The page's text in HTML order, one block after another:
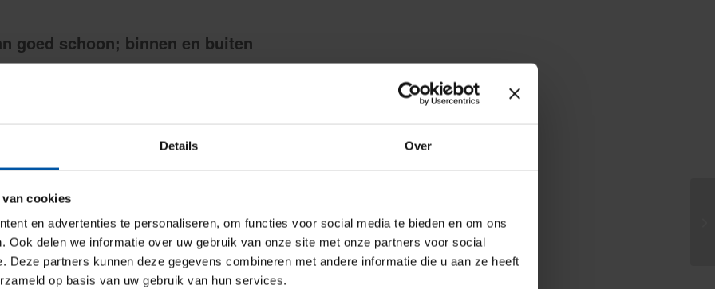
Details Over
cookies
en advertenties te personaliseren, om functies voor social media te bieden en om ons
Ook delen we informatie over uw gebruik van onze site met onze partners voor social
Deze partners kunnen deze gegevens combineren met andere informatie die u aan ze heeft
op basis van uw gebruik van hun services.
goed schoon; binnen en buiten
buitenkant van de caravan, krijgt u dat er maanden later
caravan goed schoon, om te voorkomen dat er muffe
geen etenswaren in de caravan/camper liggen. Dit trekt
stallinghouder) op eventuele schade en maak foto’s.
ophaalt.